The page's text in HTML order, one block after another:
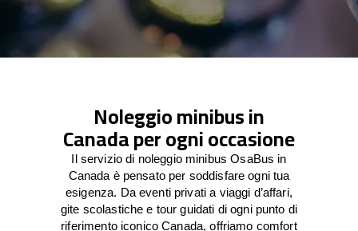
Noleggio minibus in
Canada per ogni occasione
Il servizio di noleggio minibus OsaBus in
Canada è pensato per soddisfare ogni tua
esigenza. Da eventi privati a viaggi d’affari,
gite scolastiche e tour guidati di ogni punto di
riferimento iconico Canada, offriamo comfort